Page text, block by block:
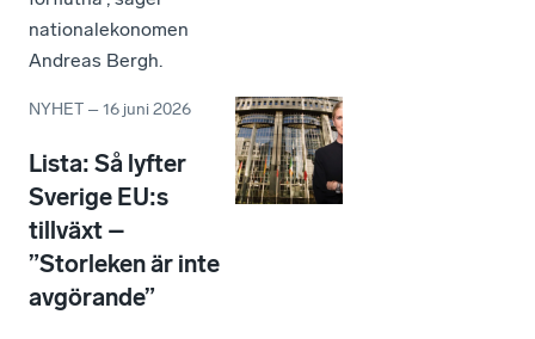
nationalekonomen
Andreas Bergh.
NYHET –16 juni 2026
Lista: Så lyfter
Sverige EU:s
tillväxt –
”Storleken är inte
avgörande”